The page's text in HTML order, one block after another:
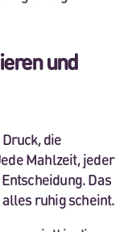
und
die
Mahlzeit, jeder
Das
ruhig scheint.